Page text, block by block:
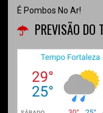
É Pombos No Ar!
PREVISÃO DO